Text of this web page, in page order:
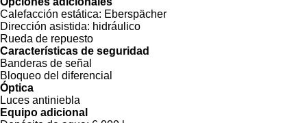
Calefacción estática: Eberspächer
Dirección asistida: hidráulico
Rueda de repuesto
Características de seguridad
Banderas de señal
Bloqueo del diferencial
Óptica
Luces antiniebla
Equipo adicional